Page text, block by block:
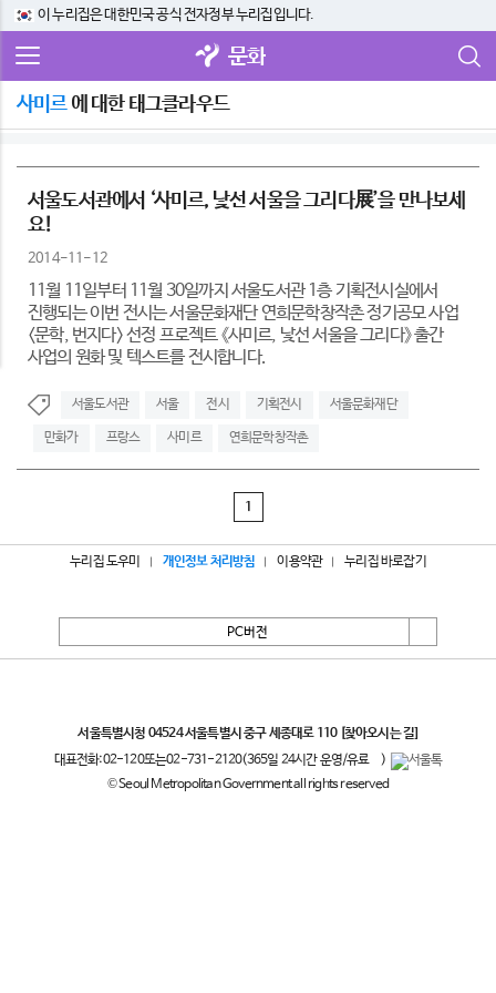
이 누리집은 대한민국 공식 전자정부 누리집입니다.
문화
사미르에 대한 태그클라우드
서울도서관에서 ‘사미르, 낯선 서울을 그리다展’을 만나보세
요!
2014-11-12
11월 11일부터 11월 30일까지 서울도서관 1층 기획전시실에서
진행되는 이번 전시는 서울문화재단 연희문학창작촌 정기공모 사업
<문학, 번지다> 선정 프로젝트 《사미르, 낯선 서울을 그리다》 출간
사업의 원화 및 텍스트를 전시합니다.
서울도서관 서울 전시 기획전시 서울문화재단
만화가 프랑스 사미르 연희문학창작촌
1
누리집 도우미 개인정보 처리방침 이용약관 누리집 바로잡기
PC버전
서울특별시청 04524 서울특별시 중구 세종대로 110 [찾아오시는 길]
대표전화:02-120또는02-731-2120(365일 24시간 운영/유료
)
© Seoul Metropolitan Government all rights reserved